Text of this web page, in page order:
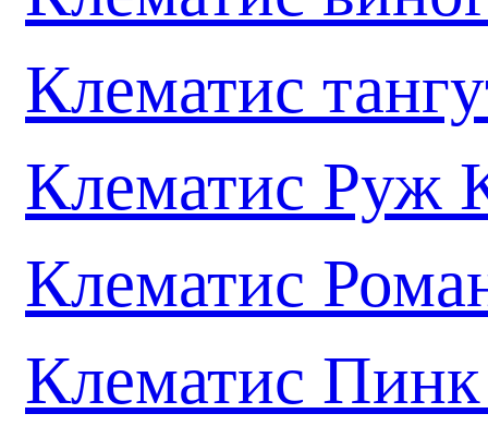
Клематис
Клематис Руж
Клематис
Клематис